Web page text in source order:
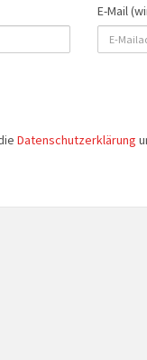
E-Mail
Datenschutzerklärung